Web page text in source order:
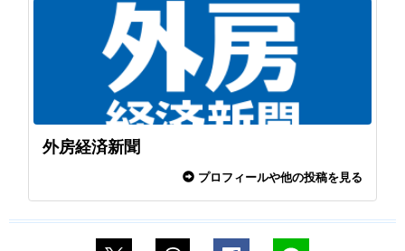
外房経済新聞
プロフィールや他の投稿を見る